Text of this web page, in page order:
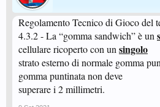
Regolamento Tecnico di Gioco del
4.3.2 - La “gomma sandwich” è un
cellulare ricoperto con un singolo
strato esterno di normale gomma
gomma puntinata non deve
superare i 2 millimetri.